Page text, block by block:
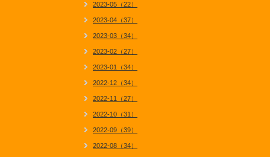
2023-05（22）
2023-04（37）
2023-03（34）
2023-02（27）
2023-01（34）
2022-12（34）
2022-11（27）
2022-10（31）
2022-09（39）
2022-08（34）